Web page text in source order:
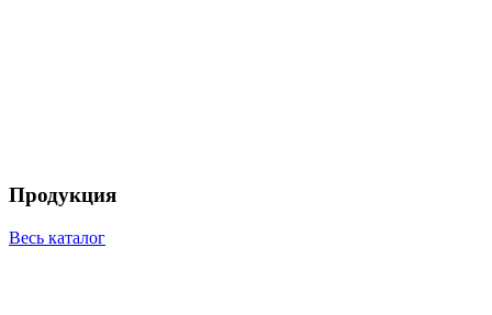
Продукция
Весь каталог